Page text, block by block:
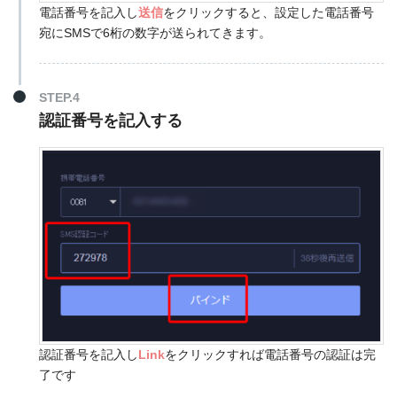
電話番号を記入し送信をクリックすると、設定した電話番号
宛にSMSで6桁の数字が送られてきます。
STEP.4
認証番号を記入する
認証番号を記入しLinkをクリックすれば電話番号の認証は完
了です